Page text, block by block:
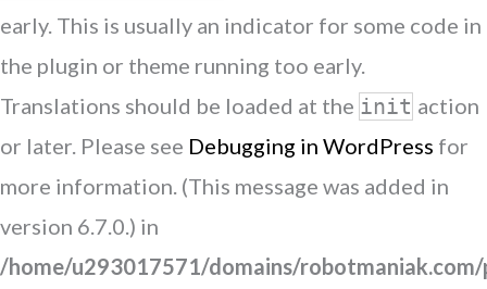
early. This is usually an indicator for some code in
the plugin or theme running too early.
Translations should be loaded at the init action
or later. Please see Debugging in WordPress for
more information. (This message was added in
version 6.7.0.) in
/home/u293017571/domains/